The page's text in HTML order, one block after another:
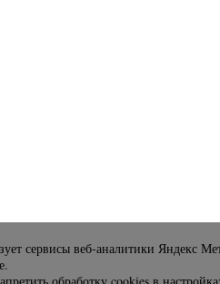
сервисы веб-аналитики Яндекс